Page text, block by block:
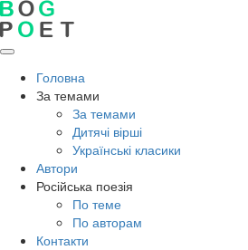
Головна
За темами
За темами
Дитячі вірші
Українські класики
Автори
Російська поезія
По теме
По авторам
Контакти